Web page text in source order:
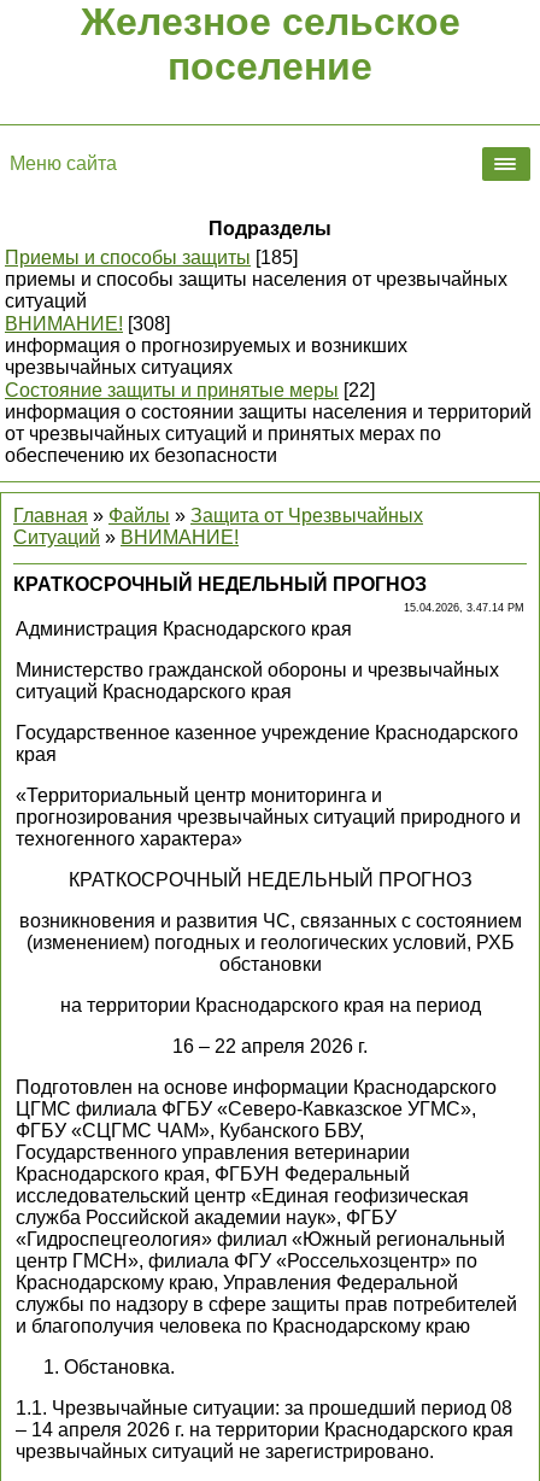
Железное сельское
поселение
Меню сайта
Подразделы
Приемы и способы защиты [185]
приемы и способы защиты населения от чрезвычайных
ситуаций
ВНИМАНИЕ! [308]
информация о прогнозируемых и возникших
чрезвычайных ситуациях
Состояние защиты и принятые меры [22]
информация о состоянии защиты населения и территорий
от чрезвычайных ситуаций и принятых мерах по
обеспечению их безопасности
Главная » Файлы » Защита от Чрезвычайных
Ситуаций » ВНИМАНИЕ!
КРАТКОСРОЧНЫЙ НЕДЕЛЬНЫЙ ПРОГНОЗ
15.04.2026, 3.47.14 PM
Администрация Краснодарского края
Министерство гражданской обороны и чрезвычайных
ситуаций Краснодарского края
Государственное казенное учреждение Краснодарского
края
«Территориальный центр мониторинга и
прогнозирования чрезвычайных ситуаций природного и
техногенного характера»
КРАТКОСРОЧНЫЙ НЕДЕЛЬНЫЙ ПРОГНОЗ
возникновения и развития ЧС, связанных с состоянием
(изменением) погодных и геологических условий, РХБ
обстановки
на территории Краснодарского края на период
16 – 22 апреля 2026 г.
Подготовлен на основе информации Краснодарского
ЦГМС филиала ФГБУ «Северо-Кавказское УГМС»,
ФГБУ «СЦГМС ЧАМ», Кубанского БВУ,
Государственного управления ветеринарии
Краснодарского края, ФГБУН Федеральный
исследовательский центр «Единая геофизическая
служба Российской академии наук», ФГБУ
«Гидроспецгеология» филиал «Южный региональный
центр ГМСН», филиала ФГУ «Россельхозцентр» по
Краснодарскому краю, Управления Федеральной
службы по надзору в сфере защиты прав потребителей
и благополучия человека по Краснодарскому краю
Обстановка.
1.1. Чрезвычайные ситуации: за прошедший период 08
– 14 апреля 2026 г. на территории Краснодарского края
чрезвычайных ситуаций не зарегистрировано.